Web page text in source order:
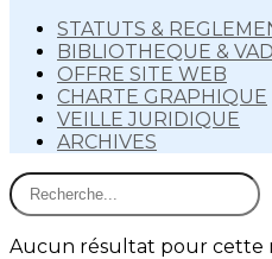
STATUTS &
BIBLIOTHEQUE &
OFFRE SITE WEB
CHARTE GRAPHIQUE
VEILLE JURIDIQUE
ARCHIVES
Aucun résultat pour cette